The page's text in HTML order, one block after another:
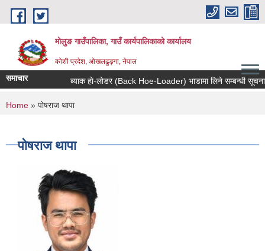
Skip to main content
मोलुङ गाउँपालिका, गाउँ कार्यपालिकाको कार्यालय
कोशी प्रदेश, ओखलढुङ्गा, नेपाल
समाचार ब्याक हाे-लाेडर (Back Hoe-Loader) भाडामा लिने सम्बन्धी सूचना
You are here
Home » पोषराज थापा
पोषराज थापा